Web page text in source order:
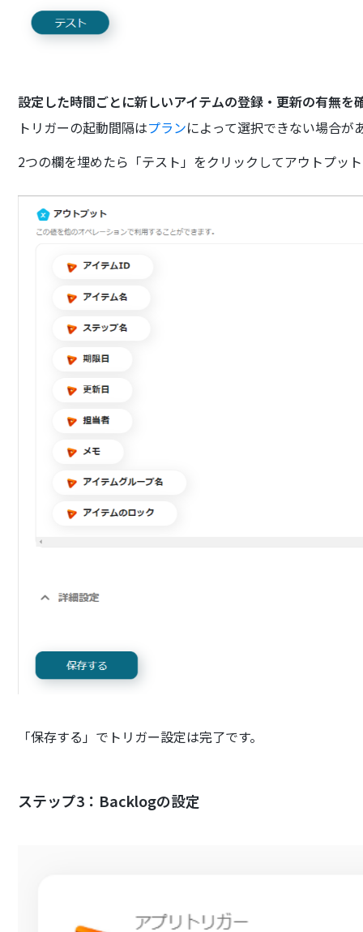
設定した時間ごとに新しいアイテムの登録・更新の有無を
トリガーの起動間隔はプランによって選択できない場合が
2つの欄を埋めたら「テスト」をクリックしてアウトプッ
「保存する」でトリガー設定は完了です。
ステップ3：Backlogの設定